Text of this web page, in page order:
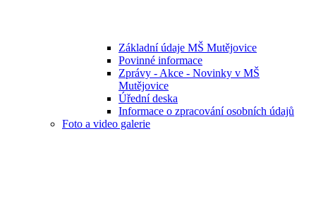
Základní údaje MŠ Mutějovice
Povinné informace
Zprávy - Akce - Novinky v MŠ
Mutějovice
Úřední deska
Informace o zpracování osobních údajů
Foto a video galerie